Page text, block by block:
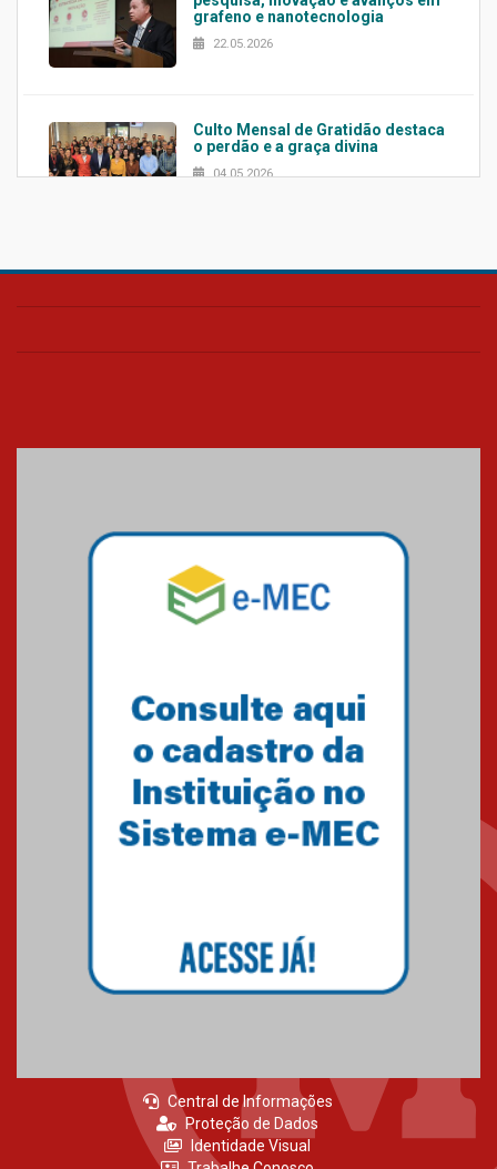
grafeno e nanotecnologia
22.05.2026
Culto Mensal de Gratidão destaca
o perdão e a graça divina
04.05.2026
Confira como foi o culto mensal
Mackenzie mobiliza campanha
solidária para apoiar famílias em
Minas Gerais
Primeiro culto do ano ressalta o
27.02.2026
Central de Informações
Proteção de Dados
Identidade Visual